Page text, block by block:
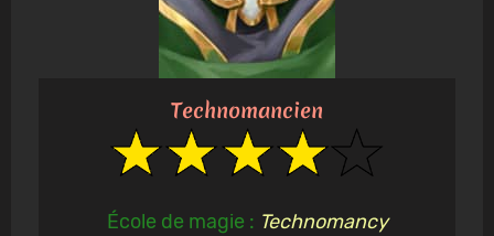
Technomancien
École de magie : Technomancy